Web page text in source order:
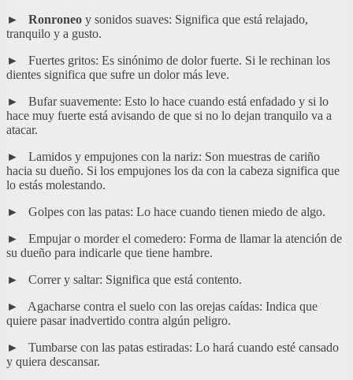
► Ronroneo y sonidos suaves: Significa que está relajado,
tranquilo y a gusto.
► Fuertes gritos: Es sinónimo de dolor fuerte. Si le rechinan los
dientes significa que sufre un dolor más leve.
► Bufar suavemente: Esto lo hace cuando está enfadado y si lo
hace muy fuerte está avisando de que si no lo dejan tranquilo va a
atacar.
► Lamidos y empujones con la nariz: Son muestras de cariño
hacia su dueño. Si los empujones los da con la cabeza significa que
lo estás molestando.
► Golpes con las patas: Lo hace cuando tienen miedo de algo.
► Empujar o morder el comedero: Forma de llamar la atención de
su dueño para indicarle que tiene hambre.
► Correr y saltar: Significa que está contento.
► Agacharse contra el suelo con las orejas caídas: Indica que
quiere pasar inadvertido contra algún peligro.
► Tumbarse con las patas estiradas: Lo hará cuando esté cansado
y quiera descansar.